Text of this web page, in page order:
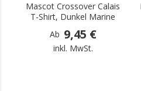
Mascot Crossover Calais
T-Shirt, Dunkel Marine
Ab 9,45 €
inkl. MwSt.